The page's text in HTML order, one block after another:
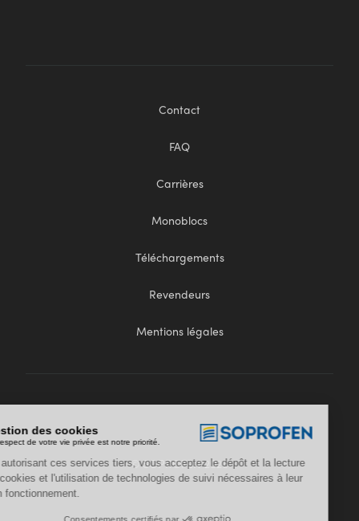
Contact
FAQ
Carrières
Monoblocs
Téléchargements
Revendeurs
Mentions légales
© SOPROFEN 2026
Gestion des cookies
Le respect de votre vie privée est notre priorité.
En autorisant ces services tiers, vous acceptez le dépôt et la lecture
de cookies et l'utilisation de technologies de suivi nécessaires à leur
bon fonctionnement.
Consentements certifiés par